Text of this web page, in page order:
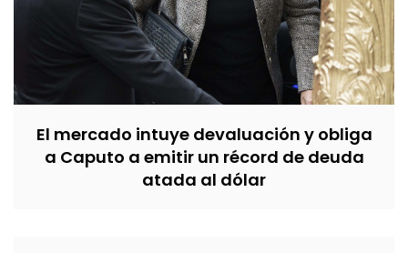
El mercado intuye devaluación y obliga
a Caputo a emitir un récord de deuda
atada al dólar